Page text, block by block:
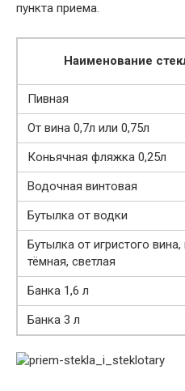
пункта приема.
Наименование
Пивная
От вина 0,7л или 0,75л
Коньячная фляжка 0,25л
Водочная винтовая
Бутылка от водки
Бутылка от игристого
тёмная, светлая
Банка 1,6 л
Банка 3 л